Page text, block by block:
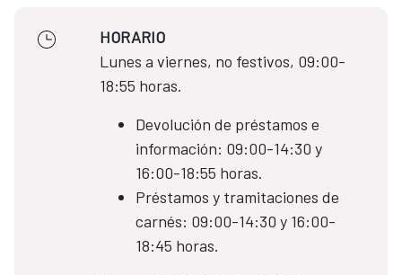
HORARIO
Lunes a viernes, no festivos, 09:00-
18:55 horas.
Devolución de préstamos e
información: 09:00-14:30 y
16:00-18:55 horas.
Préstamos y tramitaciones de
carnés: 09:00-14:30 y 16:00-
18:45 horas.